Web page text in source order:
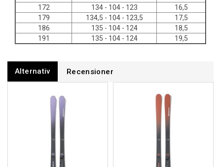
172
134 - 104 - 123
16,5
179
134,5 - 104 - 123,5
17,5
186
135 - 104 - 124
18,5
191
135 - 104 - 124 19,5
Alternativ Recensioner